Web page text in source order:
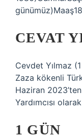
CEVAT
Cevdet Yılmaz
Zaza kökenli
Haziran
Yardımcısı
1 GÜN